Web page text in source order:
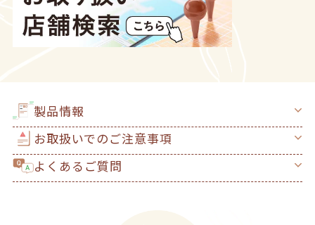
製品情報
お取扱いでのご注意事項
よくあるご質問